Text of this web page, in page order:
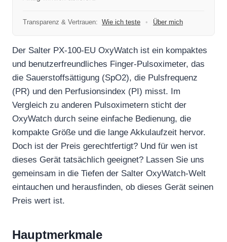
Transparenz & Vertrauen: Wie ich teste • Über mich
Der Salter PX-100-EU OxyWatch ist ein kompaktes
und benutzerfreundliches Finger-Pulsoximeter, das
die Sauerstoffsättigung (SpO2), die Pulsfrequenz
(PR) und den Perfusionsindex (PI) misst. Im
Vergleich zu anderen Pulsoximetern sticht der
OxyWatch durch seine einfache Bedienung, die
kompakte Größe und die lange Akkulaufzeit hervor.
Doch ist der Preis gerechtfertigt? Und für wen ist
dieses Gerät tatsächlich geeignet? Lassen Sie uns
gemeinsam in die Tiefen der Salter OxyWatch-Welt
eintauchen und herausfinden, ob dieses Gerät seinen
Preis wert ist.
Hauptmerkmale